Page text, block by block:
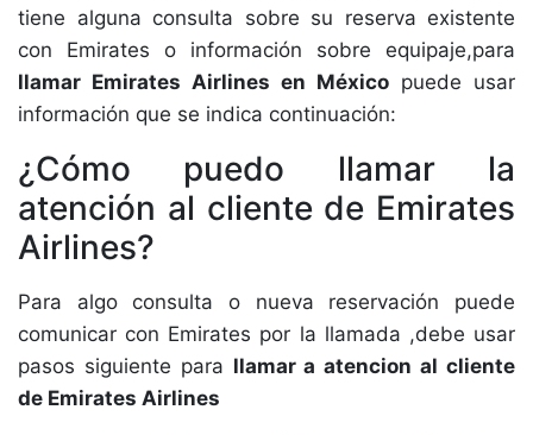
tiene alguna consulta sobre su reserva existente
con Emirates o información sobre equipaje,para
llamar Emirates Airlines en México puede usar
información que se indica continuación:
¿Cómo puedo llamar la
atención al cliente de Emirates
Airlines?
Para algo consulta o nueva reservación puede
comunicar con Emirates por la llamada ,debe usar
pasos siguiente para llamar a atencion al cliente
de Emirates Airlines